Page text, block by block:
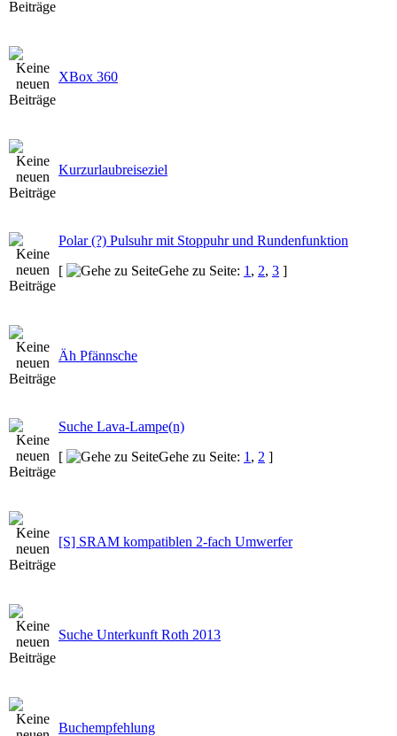
XBox 360
Kurzurlaubreiseziel
Polar (?) Pulsuhr mit Stoppuhr und Rundenfunktion
[
Gehe zu Seite: 1 , 2, 3 ]
Äh Pfännsche
Suche Lava-Lampe(n)
[
Gehe zu Seite: 1 , 2 ]
[S] SRAM kompatiblen 2-fach Umwerfer
Suche Unterkunft Roth 2013
Buchempfehlung